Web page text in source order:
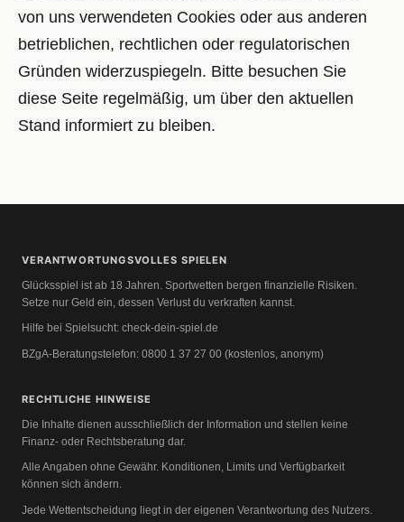
von uns verwendeten Cookies oder aus anderen
betrieblichen, rechtlichen oder regulatorischen
Gründen widerzuspiegeln. Bitte besuchen Sie
diese Seite regelmäßig, um über den aktuellen
Stand informiert zu bleiben.
VERANTWORTUNGSVOLLES SPIELEN
Glücksspiel ist ab 18 Jahren. Sportwetten bergen finanzielle Risiken.
Setze nur Geld ein, dessen Verlust du verkraften kannst.
Hilfe bei Spielsucht: check-dein-spiel.de
BZgA-Beratungstelefon: 0800 1 37 27 00 (kostenlos, anonym)
RECHTLICHE HINWEISE
Die Inhalte dienen ausschließlich der Information und stellen keine
Finanz- oder Rechtsberatung dar.
Alle Angaben ohne Gewähr. Konditionen, Limits und Verfügbarkeit
können sich ändern.
Jede Wettentscheidung liegt in der eigenen Verantwortung des Nutzers.